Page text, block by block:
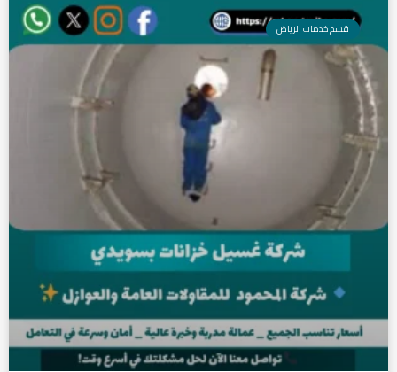
قسم خدمات الرياض